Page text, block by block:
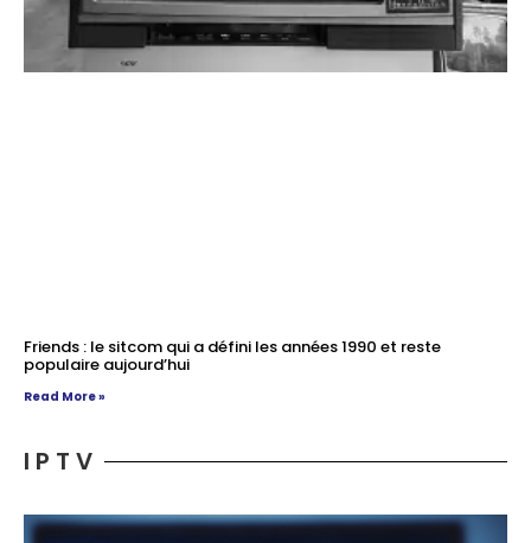
Friends : le sitcom qui a défini les années 1990 et reste
populaire aujourd’hui
Read More »
I P T V